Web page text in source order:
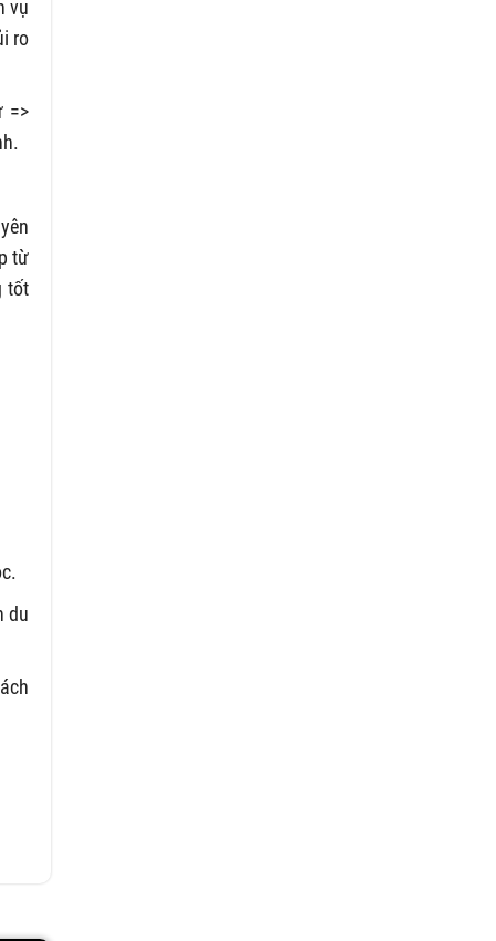
vụ
ro
=>
từ
tốt
du